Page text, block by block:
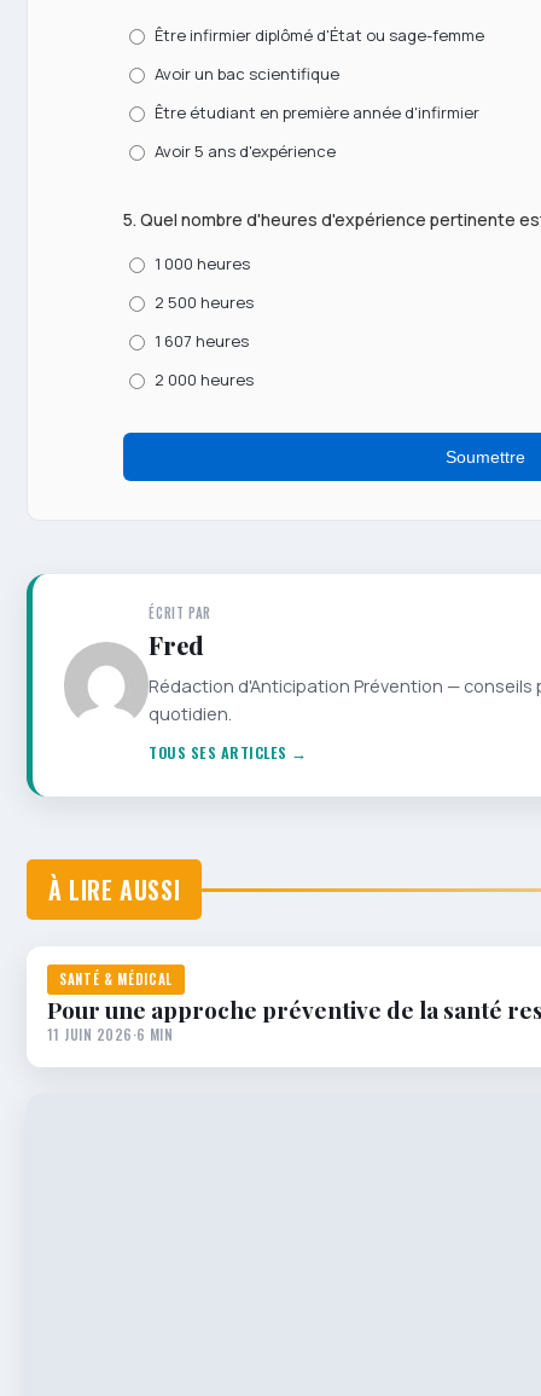
Être infirmier diplômé d'État ou sage-femme
Avoir un bac scientifique
Être étudiant en première année d'infirmier
Avoir 5 ans d'expérience
5. Quel nombre d'heures d'expérience pertinente
1 000 heures
2 500 heures
1 607 heures
2 000 heures
Soumettre
ÉCRIT PAR
Fred
Rédaction d'Anticipation Prévention —
quotidien.
TOUS SES ARTICLES →
À LIRE AUSSI
SANTÉ & MÉDICAL
Pour une approche préventive de la santé
11 JUIN 2026·6 MIN